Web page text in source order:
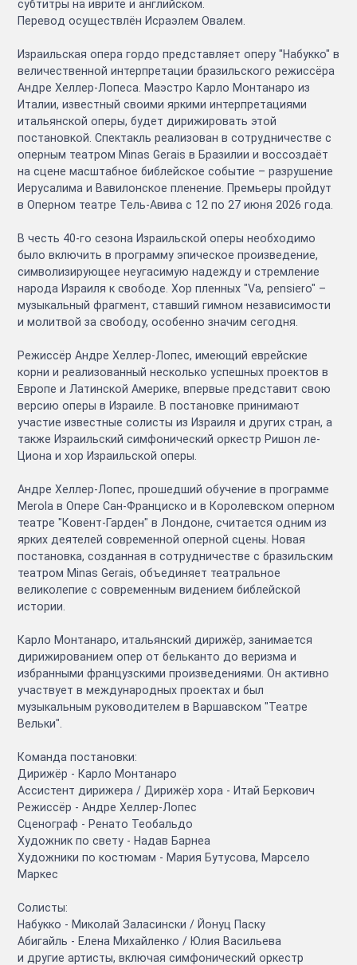
субтитры на иврите и английском.
Перевод осуществлён Исраэлем Овалем.
Израильская опера гордо представляет оперу "Набукко" в
величественной интерпретации бразильского режиссёра
Андре Хеллер-Лопеса. Маэстро Карло Монтанаро из
Италии, известный своими яркими интерпретациями
итальянской оперы, будет дирижировать этой
постановкой. Спектакль реализован в сотрудничестве с
оперным театром Minas Gerais в Бразилии и воссоздаёт
на сцене масштабное библейское событие – разрушение
Иерусалима и Вавилонское пленение. Премьеры пройдут
в Оперном театре Тель-Авива с 12 по 27 июня 2026 года.
В честь 40-го сезона Израильской оперы необходимо
было включить в программу эпическое произведение,
символизирующее неугасимую надежду и стремление
народа Израиля к свободе. Хор пленных "Va, pensiero" –
музыкальный фрагмент, ставший гимном независимости
и молитвой за свободу, особенно значим сегодня.
Режиссёр Андре Хеллер-Лопес, имеющий еврейские
корни и реализованный несколько успешных проектов в
Европе и Латинской Америке, впервые представит свою
версию оперы в Израиле. В постановке принимают
участие известные солисты из Израиля и других стран, а
также Израильский симфонический оркестр Ришон ле-
Циона и хор Израильской оперы.
Андре Хеллер-Лопес, прошедший обучение в программе
Merola в Опере Сан-Франциско и в Королевском оперном
театре "Ковент-Гарден" в Лондоне, считается одним из
ярких деятелей современной оперной сцены. Новая
постановка, созданная в сотрудничестве с бразильским
театром Minas Gerais, объединяет театральное
великолепие с современным видением библейской
истории.
Карло Монтанаро, итальянский дирижёр, занимается
дирижированием опер от бельканто до веризма и
избранными французскими произведениями. Он активно
участвует в международных проектах и был
музыкальным руководителем в Варшавском "Театре
Вельки".
Команда постановки:
Дирижёр - Карло Монтанаро
Ассистент дирижера / Дирижёр хора - Итай Беркович
Режиссёр - Андре Хеллер-Лопес
Сценограф - Ренато Теобальдо
Художник по свету - Надав Барнеа
Художники по костюмам - Мария Бутусова, Марсело
Маркес
Солисты:
Набукко - Миколай Заласински / Йонуц Паску
Абигайль - Елена Михайленко / Юлия Васильева
и другие артисты, включая симфонический оркестр